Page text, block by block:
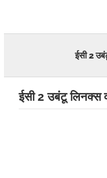
ईसी 2
ईसी 2 उबंटू लिनक्स